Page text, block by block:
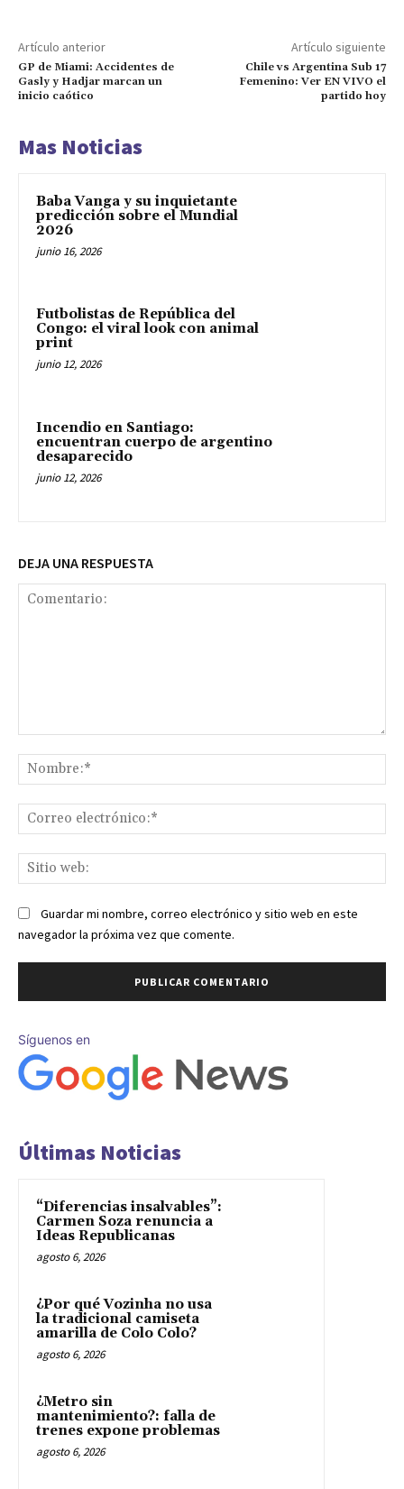
Artículo anterior
GP de Miami: Accidentes de
Gasly y Hadjar marcan un
inicio caótico
Artículo siguiente
Chile vs Argentina Sub 17
Femenino: Ver EN VIVO el
partido hoy
Mas Noticias
Baba Vanga y su inquietante
predicción sobre el Mundial
2026
junio 16, 2026
Futbolistas de República del
Congo: el viral look con animal
print
junio 12, 2026
Incendio en Santiago:
encuentran cuerpo de argentino
desaparecido
junio 12, 2026
DEJA UNA RESPUESTA
Guardar mi nombre, correo electrónico y sitio web en este
navegador la próxima vez que comente.
Síguenos en
Últimas Noticias
“Diferencias insalvables”:
Carmen Soza renuncia a
Ideas Republicanas
agosto 6, 2026
¿Por qué Vozinha no usa
la tradicional camiseta
amarilla de Colo Colo?
agosto 6, 2026
¿Metro sin
mantenimiento?: falla de
trenes expone problemas
agosto 6, 2026